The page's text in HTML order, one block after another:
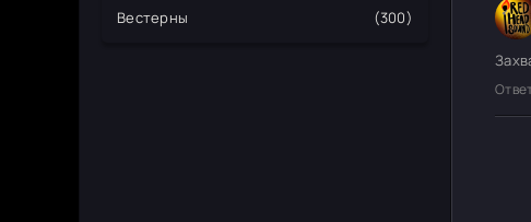
Вестерны
(300)